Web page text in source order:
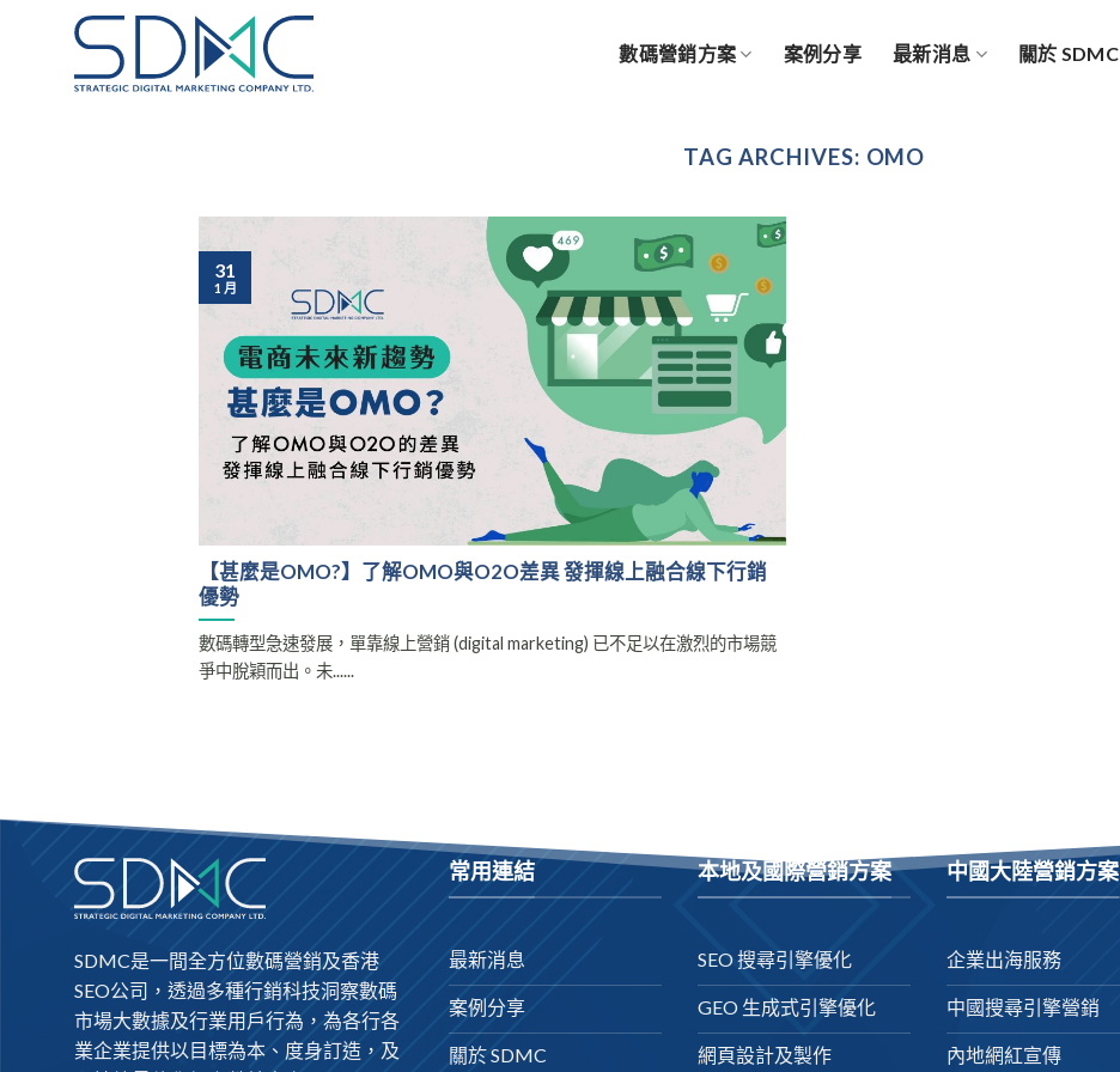
數碼營銷方案 案例分享 最新消息 關於 SDMC
TAG ARCHIVES: OMO
【甚麼是OMO?】了解OMO與O2O差異 發揮線上融合線下行銷
優勢
數碼轉型急速發展，單靠線上營銷 (digital marketing) 已不足以在激烈的市場競
爭中脫穎而出。未......
31
1 月
SDMC是一間全方位數碼營銷及香港
SEO公司 ，透過多種行銷科技洞察數碼
市場大數據及行業用戶行為，為各行各
業企業提供以目標為本、度身訂造，及
常用連結
最新消息
案例分享
關於 SDMC
本地及國際營銷方案
SEO 搜尋引擎優化
GEO 生成式引擎優化
網頁設計及製作
中國大陸營銷方案
企業出海服務
中國搜尋引擎營銷
內地網紅宣傳